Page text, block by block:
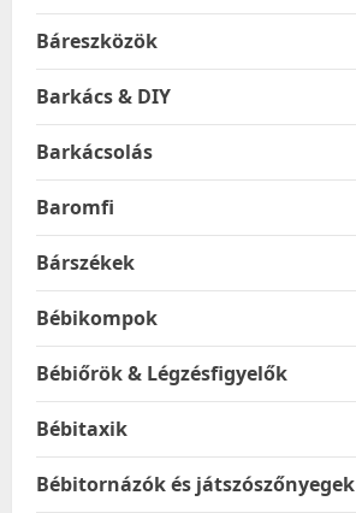
Báreszközök
Barkács & DIY
Barkácsolás
Baromfi
Bárszékek
Bébikompok
Bébiőrök & Légzésfigyelők
Bébitaxik
Bébitornázók és játszószőnyegek